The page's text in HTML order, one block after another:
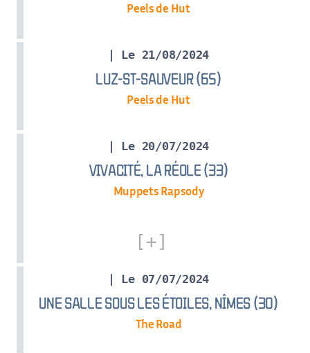
Peels de Hut
| Le 21/08/2024
LUZ-ST-SAUVEUR (65)
Peels de Hut
| Le 20/07/2024
VIVACITÉ, LA RÉOLE (33)
Muppets Rapsody
| Le 07/07/2024
UNE SALLE SOUS LES ÉTOILES, NÎMES (30)
The Road